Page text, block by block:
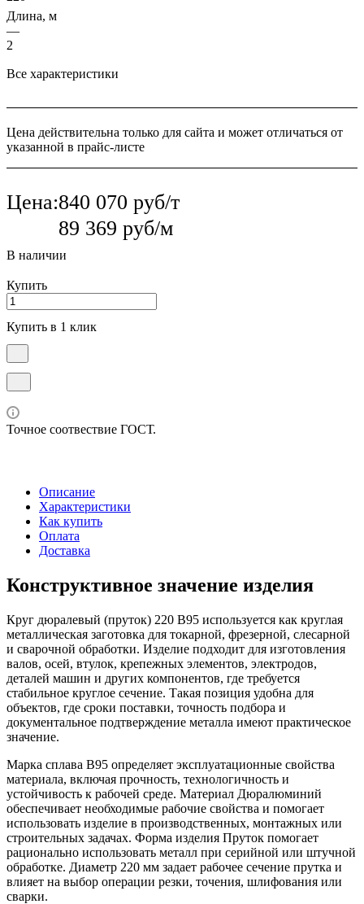
Длина, м
—
2
Все характеристики
Цена действительна только для сайта и может отличаться от
указанной в прайс-листе
Цена:840 070 руб/т
89 369 руб/м
В наличии
Купить
Купить в 1 клик
Точное соотвествие ГОСТ.
Описание
Характеристики
Как купить
Оплата
Доставка
Конструктивное значение изделия
Круг дюралевый (пруток) 220 В95 используется как круглая
металлическая заготовка для токарной, фрезерной, слесарной
и сварочной обработки. Изделие подходит для изготовления
валов, осей, втулок, крепежных элементов, электродов,
деталей машин и других компонентов, где требуется
стабильное круглое сечение. Такая позиция удобна для
объектов, где сроки поставки, точность подбора и
документальное подтверждение металла имеют практическое
значение.
Марка сплава В95 определяет эксплуатационные свойства
материала, включая прочность, технологичность и
устойчивость к рабочей среде. Материал Дюралюминий
обеспечивает необходимые рабочие свойства и помогает
использовать изделие в производственных, монтажных или
строительных задачах. Форма изделия Пруток помогает
рационально использовать металл при серийной или штучной
обработке. Диаметр 220 мм задает рабочее сечение прутка и
влияет на выбор операции резки, точения, шлифования или
сварки.